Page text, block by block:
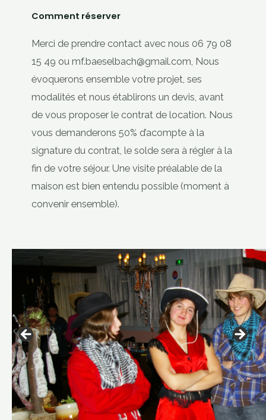
Comment réserver
Merci de prendre contact avec nous 06 79 08
15 49 ou mf.baeselbach@gmail.com, Nous
évoquerons ensemble votre projet, ses
modalités et nous établirons un devis, avant
de vous proposer le contrat de location. Nous
vous demanderons 50% d’acompte à la
signature du contrat, le solde sera à régler à la
fin de votre séjour. Une visite préalable de la
maison est bien entendu possible (moment à
convenir ensemble).